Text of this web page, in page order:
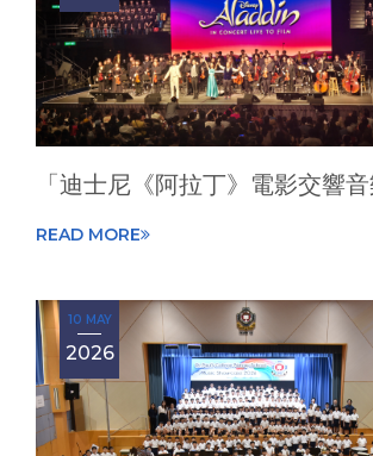
「迪士尼《阿拉丁》電影交響
READ MORE
10 MAY
2026